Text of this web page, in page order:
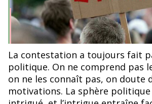
Manifestation contre les mesures
La contestation a toujours fait
politique. On ne comprend pas
on ne les connaît pas, on doute
motivations. La sphère